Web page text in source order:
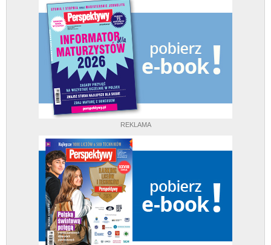
REKLAMA